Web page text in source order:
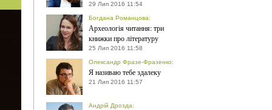
29 Лип 2016 11:54
Богдана Романцова:
Археологія читання: три
книжки про літературу
25 Лип 2016 11:58
Олександр Фразе-Фразенко:
Я називаю тебе здалеку
21 Лип 2016 11:57
Андрій Дрозда: